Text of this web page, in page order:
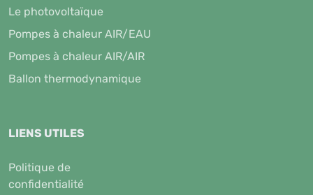
Le photovoltaïque
Pompes à chaleur AIR/EAU
Pompes à chaleur AIR/AIR
Ballon thermodynamique
LIENS UTILES
Politique de
confidentialité